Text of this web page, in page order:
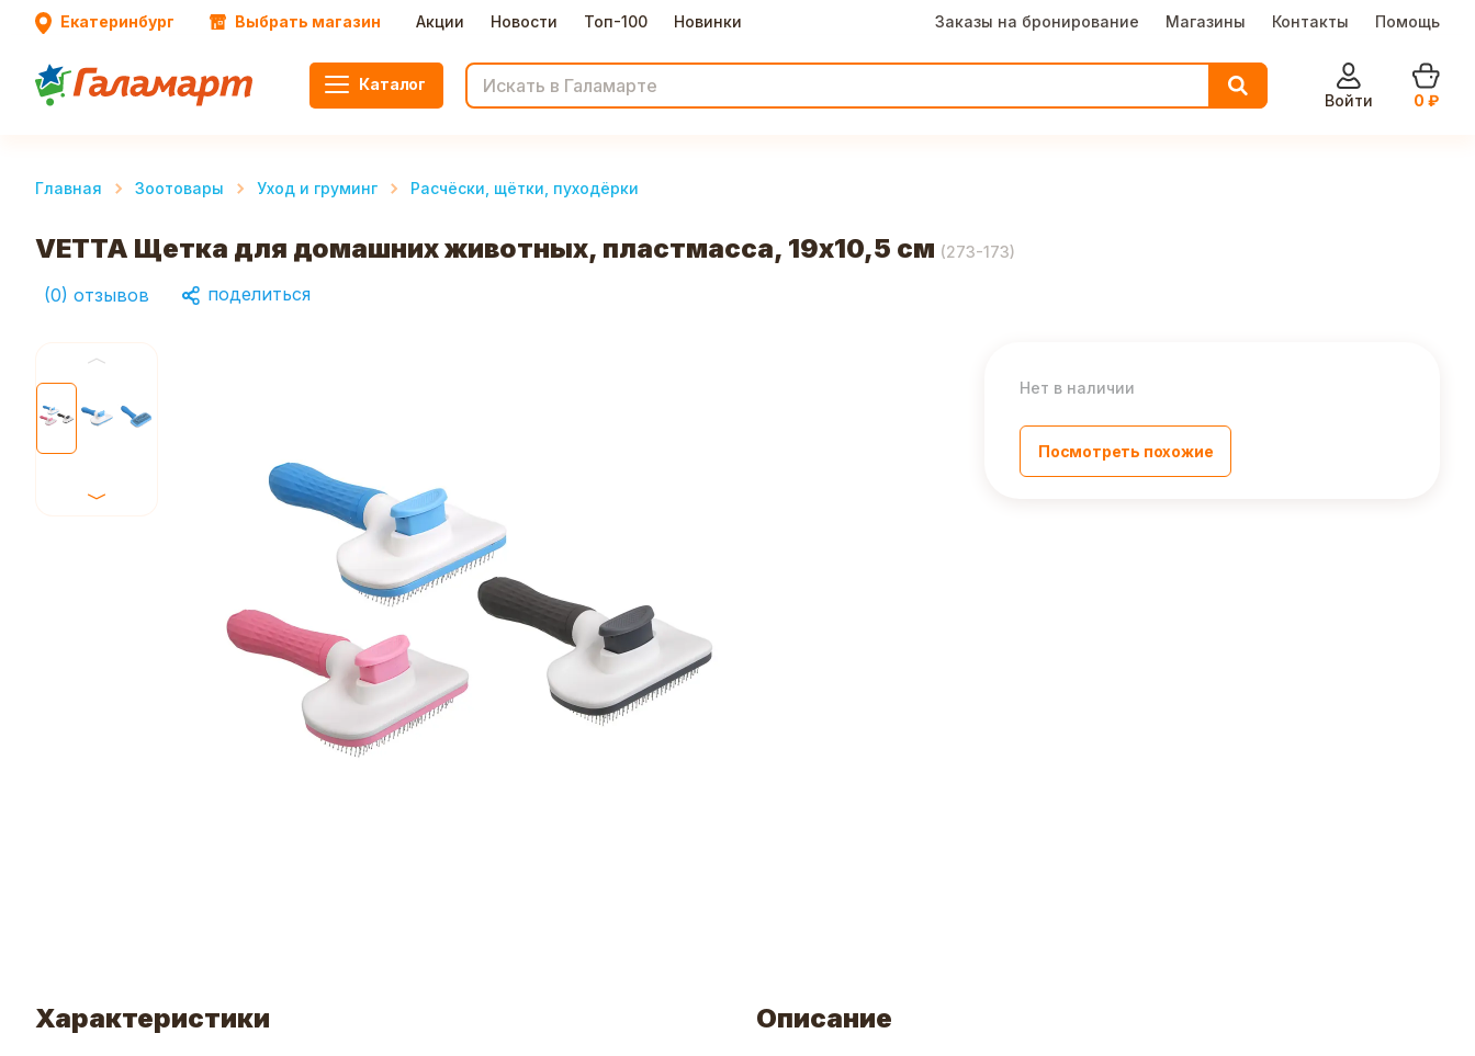
Екатеринбург Выбрать магазин Акции Новости Топ-100 Новинки Заказы на бронирование Магазины Контакты Помощь
Каталог
Войти
0 ₽
Главная Зоотовары Уход и груминг Расчёски, щётки, пуходёрки
VETTA Щетка для домашних животных, пластмасса, 19х10,5 см (273-173)
(0) отзывов поделиться
Нет в наличии
Посмотреть похожие
Характеристики Описание